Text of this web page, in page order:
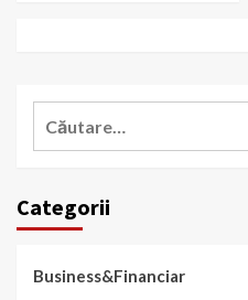
Categorii
Business&Financiar